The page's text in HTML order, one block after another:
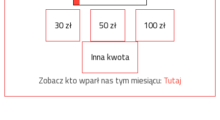
30 zł 50 zł 100 zł
Inna kwota
Zobacz kto wparł nas tym miesiącu: Tutaj